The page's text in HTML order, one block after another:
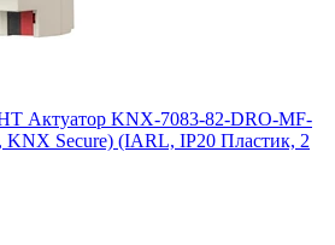
Актуатор KNX-7083-82-DRO-MF-
Secure) (IARL, IP20 Пластик, 2